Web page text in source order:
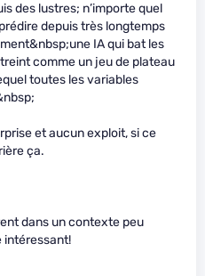
des lustres; n’importe quel
depuis très longtemps
IA qui bat les
comme un jeu de plateau
toutes les variables
et aucun exploit, si ce
ça.
dans un contexte peu
intéressant!